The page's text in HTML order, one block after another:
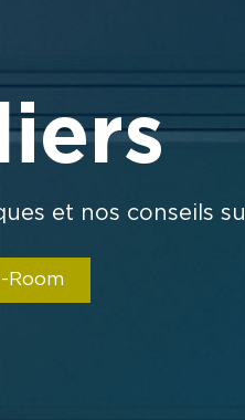
et nos conseils
Room